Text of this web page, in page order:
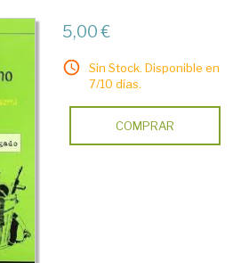
5,00 €
Sin Stock. Disponible en
7/10 días.
COMPRAR